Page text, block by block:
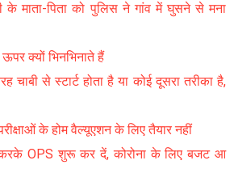
के माता-पिता को पुलिस ने गांव में घुसने से मना
क्यों भिनभिनाते हैं
से स्टार्ट होता है या कोई दूसरा तरीका है,
के होम वैल्यूएशन के लिए तैयार नहीं
करके OPS शुरू कर दें, कोरोना के लिए बजट आ